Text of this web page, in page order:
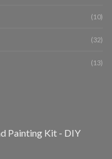
(10)
(32)
(13)
Painting Kit - DIY